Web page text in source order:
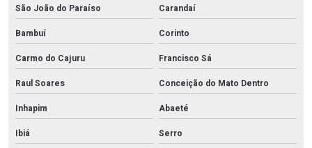
São João do Paraíso
Carandaí
Bambuí
Corinto
Carmo do Cajuru
Francisco Sá
Raul Soares
Conceição do Mato Dentro
Inhapim
Abaeté
Ibiá
Serro